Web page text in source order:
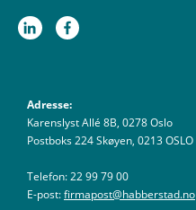
Adresse:
Karenslyst Allé 8B, 0278 Oslo
Postboks 224 Skøyen, 0213 OSLO
Telefon: 22 99 79 00
E-post:firmapost@habberstad.no